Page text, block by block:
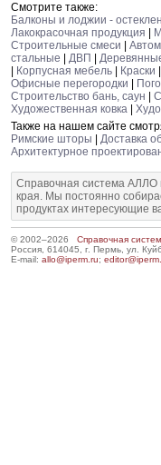
Смотрите также:
Балконы и лоджии -
Лакокрасочная продукция
Строительные смеси
стальные
ДВП
Корпусная мебель Краски
Офисные перегородки
Строительство бань, саун
Художественная ковка
Также на нашем сайте
Римские шторы
Доставка
Архитектурное
Справочная система АЛЛО
края. Мы постоянно
продуктах интересующие
© 2002–2026 Справочная
Россия, 614045, г. Пермь, ул.
E-mail: allo@iperm.ru;